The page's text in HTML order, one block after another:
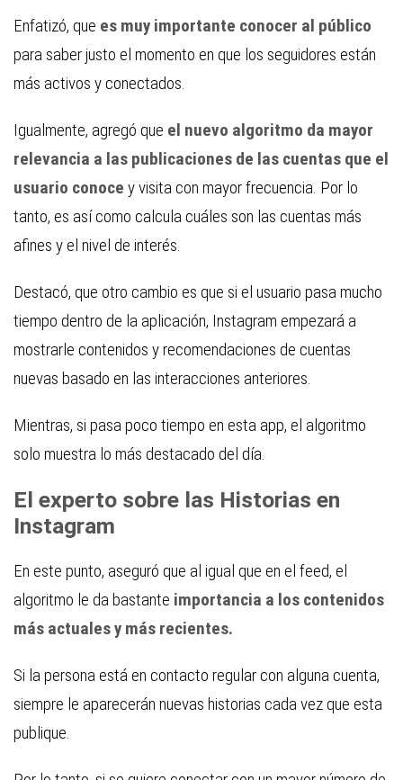
Enfatizó, que es muy importante conocer al público
para saber justo el momento en que los seguidores están
más activos y conectados.
Igualmente, agregó que el nuevo algoritmo da mayor
relevancia a las publicaciones de las cuentas que el
usuario conoce y visita con mayor frecuencia. Por lo
tanto, es así como calcula cuáles son las cuentas más
afines y el nivel de interés.
Destacó, que otro cambio es que si el usuario pasa mucho
tiempo dentro de la aplicación, Instagram empezará a
mostrarle contenidos y recomendaciones de cuentas
nuevas basado en las interacciones anteriores.
Mientras, si pasa poco tiempo en esta app, el algoritmo
solo muestra lo más destacado del día.
El experto sobre las Historias en
Instagram
En este punto, aseguró que al igual que en el feed, el
algoritmo le da bastante importancia a los contenidos
más actuales y más recientes.
Si la persona está en contacto regular con alguna cuenta,
siempre le aparecerán nuevas historias cada vez que esta
publique.